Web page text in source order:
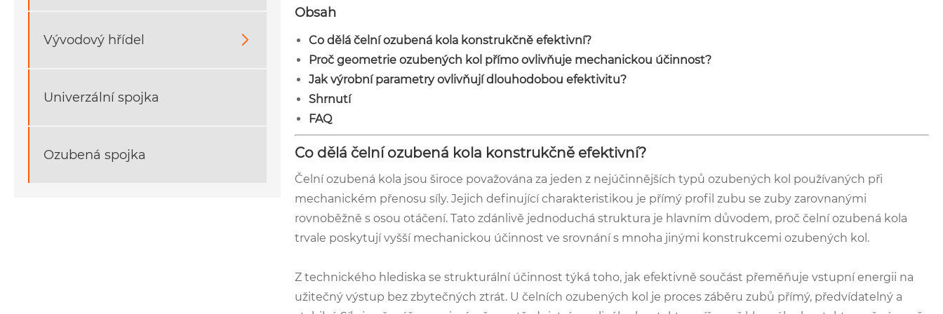
Vývodový hřídel 
Univerzální spojka
Ozubená spojka
Obsah
Co dělá čelní ozubená kola konstrukčně efektivní?
Proč geometrie ozubených kol přímo ovlivňuje mechanickou účinnost?
Jak výrobní parametry ovlivňují dlouhodobou efektivitu?
Shrnutí
FAQ
Co dělá čelní ozubená kola konstrukčně efektivní?
Čelní ozubená kola jsou široce považována za jeden z nejúčinnějších typů ozubených kol používaných při
mechanickém přenosu síly. Jejich definující charakteristikou je přímý profil zubu se zuby zarovnanými
rovnoběžně s osou otáčení. Tato zdánlivě jednoduchá struktura je hlavním důvodem, proč čelní ozubená kola
trvale poskytují vyšší mechanickou účinnost ve srovnání s mnoha jinými konstrukcemi ozubených kol.
Z technického hlediska se strukturální účinnost týká toho, jak efektivně součást přeměňuje vstupní energii na
užitečný výstup bez zbytečných ztrát. U čelních ozubených kol je proces záběru zubů přímý, předvídatelný a